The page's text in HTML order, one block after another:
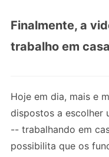
Finalmente, a
trabalho em
Hoje em dia, mais e
dispostos a escolher
-- trabalhando em
possibilita que os